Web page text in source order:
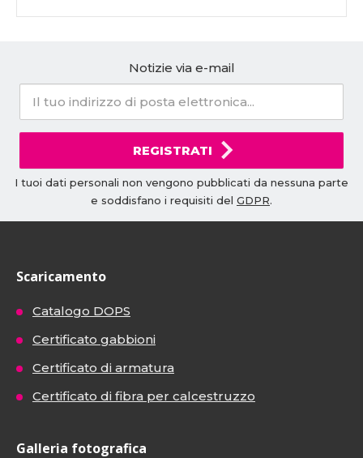
Notizie via e-mail
REGISTRATI
I tuoi dati personali non vengono pubblicati da nessuna parte
e soddisfano i requisiti del GDPR.
Scaricamento
Catalogo DOPS
Certificato gabbioni
Certificato di armatura
Certificato di fibra per calcestruzzo
Galleria fotografica